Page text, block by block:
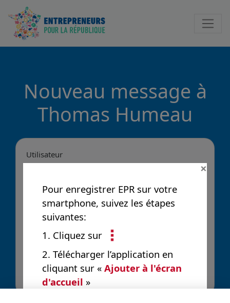
Nouveau message à
Thomas Humeau
Utilisateur
Envoyer
×
Pour enregistrer EPR sur votre
smartphone, suivez les étapes
suivantes:
1. Cliquez sur
2. Télécharger l’application en
cliquant sur « Ajouter à l'écran
d'accueil »